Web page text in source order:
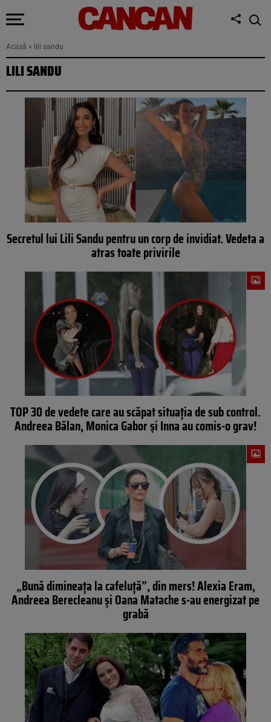
Acasă » lili sandu
LILI SANDU
Secretul lui Lili Sandu pentru un corp de invidiat. Vedeta a
atras toate privirile
TOP 30 de vedete care au scăpat situația de sub control.
Andreea Bălan, Monica Gabor și Inna au comis-o grav!
„Bună dimineața la cafeluță”, din mers! Alexia Eram,
Andreea Berecleanu și Oana Matache s-au energizat pe
grabă